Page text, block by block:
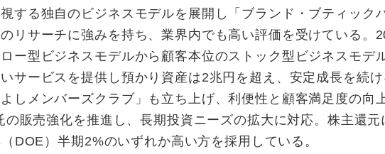
する独自のビジネスモデルを展開し「ブランド・ブティック
リサーチに強みを持ち、業界内でも高い評価を受けている。
ー型ビジネスモデルから顧客本位のストック型ビジネスモデ
サービスを提供し預かり資産は2兆円を超え、安定成長を続け
しメンバーズクラブ」も立ち上げ、利便性と顧客満足度の向
販売強化を推進し、長期投資ニーズの拡大に対応。株主還元
DOE）半期2%のいずれか高い方を採用している。